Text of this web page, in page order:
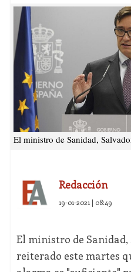
El ministro de Sanidad,
Redacción
19-01-2021 | 08:49
El ministro de
reiterado este martes